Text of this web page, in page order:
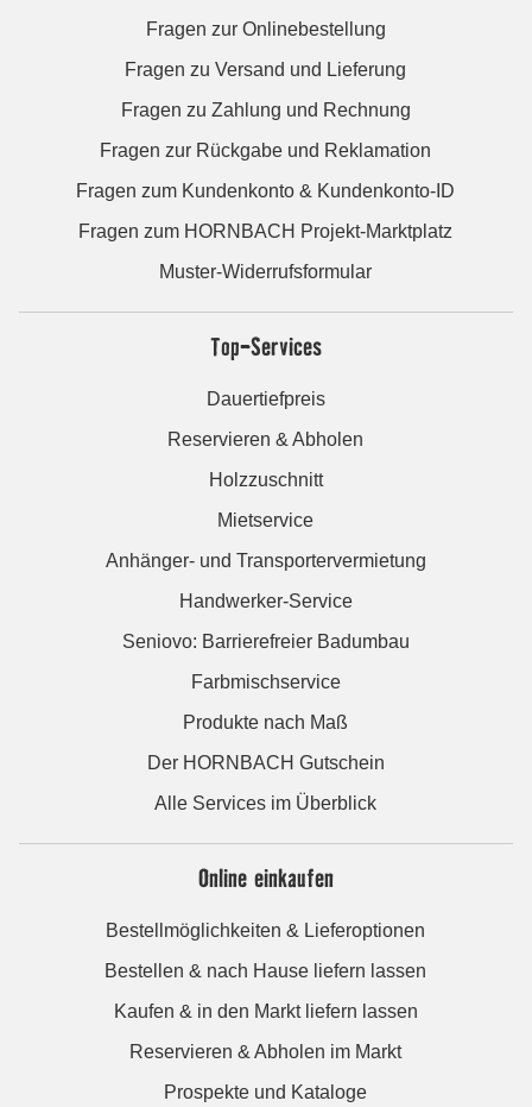
Fragen zur Onlinebestellung
Fragen zu Versand und Lieferung
Fragen zu Zahlung und Rechnung
Fragen zur Rückgabe und Reklamation
Fragen zum Kundenkonto & Kundenkonto-ID
Fragen zum HORNBACH Projekt-Marktplatz
Muster-Widerrufsformular
Top-Services
Dauertiefpreis
Reservieren & Abholen
Holzzuschnitt
Mietservice
Anhänger- und Transportervermietung
Handwerker-Service
Seniovo: Barrierefreier Badumbau
Farbmischservice
Produkte nach Maß
Der HORNBACH Gutschein
Alle Services im Überblick
Online einkaufen
Bestellmöglichkeiten & Lieferoptionen
Bestellen & nach Hause liefern lassen
Kaufen & in den Markt liefern lassen
Reservieren & Abholen im Markt
Prospekte und Kataloge